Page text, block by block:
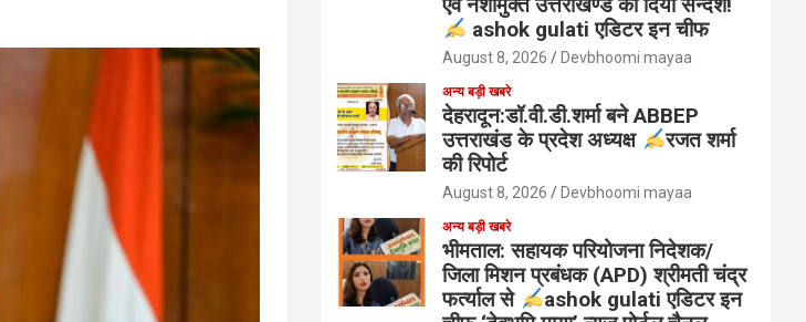
ashok gulati एडिटर इन चीफ
August 8, 2026 Devbhoomi mayaa
अन्य बड़ी खबरे
देहरादून:डॉ.वी.डी.शर्मा बने ABBEP
उत्तराखंड के प्रदेश अध्यक्ष
रजत शर्मा
की रिपोर्ट
August 8, 2026 Devbhoomi mayaa
अन्य बड़ी खबरे
भीमताल: सहायक परियोजना निदेशक/
जिला मिशन प्रबंधक (APD) श्रीमती चंद्र
फर्त्याल से
ashok gulati एडिटर इन